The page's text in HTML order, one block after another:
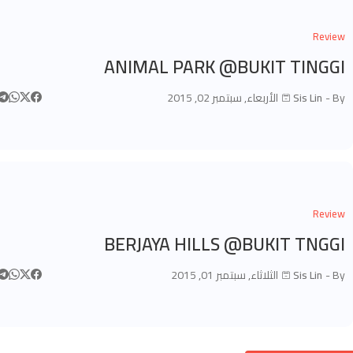
Review
ANIMAL PARK @BUKIT TINGGI
By -
Sis Lin الأربعاء, سبتمبر 02, 2015
Review
BERJAYA HILLS @BUKIT TNGGI
By -
Sis Lin الثلاثاء, سبتمبر 01, 2015